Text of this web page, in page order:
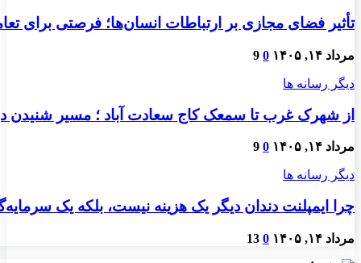
تأثیر فضای مجازی بر ارتباطات انسان‌ها؛ فرصتی برای
مرداد ۱۴, ۱۴۰۵ 0
9
دیگر رسانه ها
از شهرک غرب تا سمعک کاج سعادت آباد ؛ مسیر شنیدن
مرداد ۱۴, ۱۴۰۵ 0
9
دیگر رسانه ها
چرا ایمپلنت دندان دیگر یک هزینه نیست، بلکه یک
مرداد ۱۴, ۱۴۰۵ 0
13